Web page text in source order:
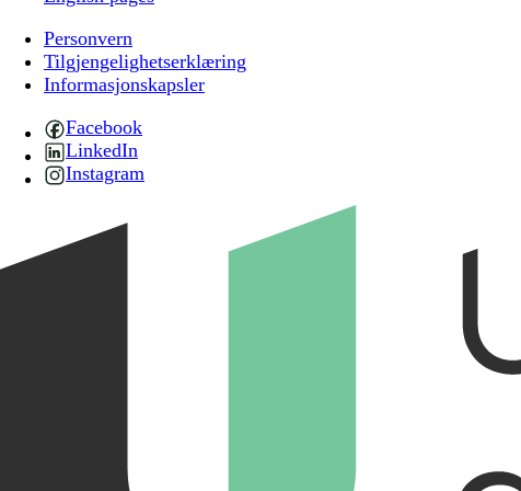
Personvern
Tilgjengelighetserklæring
Informasjonskapsler
Facebook
LinkedIn
Instagram